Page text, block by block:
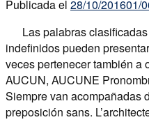
Publicada el 28/10/201601/
Las palabras clasificadas
indefinidos pueden
veces pertenecer también a
AUCUN, AUCUNE
Siempre van acompañadas
preposición sans.